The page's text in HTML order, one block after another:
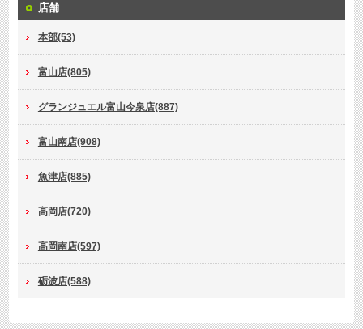
店舗
本部(53)
富山店(805)
グランジュエル富山今泉店(887)
富山南店(908)
魚津店(885)
高岡店(720)
高岡南店(597)
砺波店(588)